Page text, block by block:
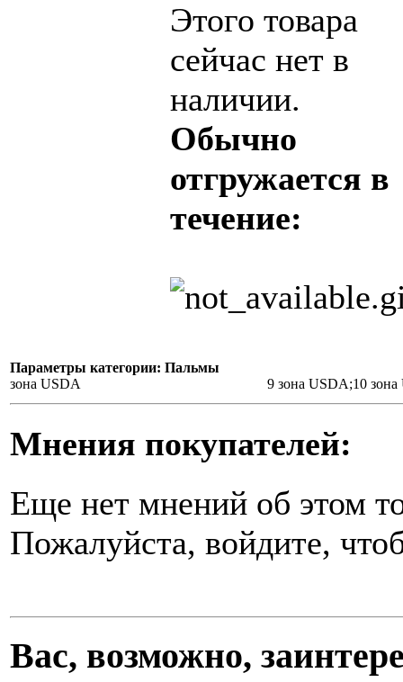
Этого товара
сейчас нет в
наличии.
Обычно
отгружается в
течение:
Параметры категории: Пальмы
зона USDA
9 зона USDA;10
Мнения покупателей:
Еще нет мнений об этом
Пожалуйста, войдите,
Вас, возможно,